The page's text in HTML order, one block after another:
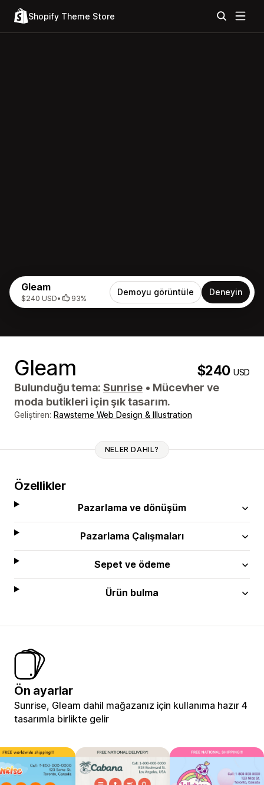
Shopify Theme Store
Gleam
$240 USD• 93%
Demoyu görüntüle Deneyin
Gleam $240USD
Bulunduğu tema:Sunrise • Mücevher ve
moda butikleri için şık tasarım.
Geliştiren: Rawsterne Web Design & Illustration
NELER DAHIL?
Özellikler
Pazarlama ve dönüşüm
Pazarlama Çalışmaları
Sepet ve ödeme
Ürün bulma
Ön ayarlar
Sunrise, Gleam dahil mağazanız için kullanıma hazır 4
tasarımla birlikte gelir